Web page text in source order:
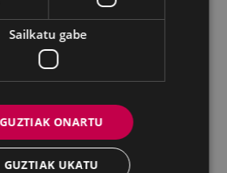
espedienteak, Herriaren
asmo bariko elkarteen
zibilak, fede publikoa,
auzi-errekurtsoak;
bolanteak...
prozesuak, langileak
poltsak, egonkortze-
Sailkatu gabe
GUZTIAK ONARTU
GUZTIAK UKATU